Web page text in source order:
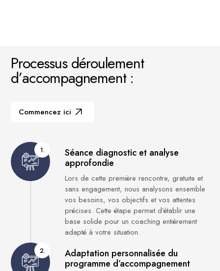
Processus déroulement
d’accompagnement :
Commencez ici
1.
Séance diagnostic et analyse
approfondie
Lors de cette première rencontre, gratuite et
sans engagement, nous analysons ensemble
vos besoins, vos objectifs et vos attentes
précises. Cette étape permet d’établir une
base solide pour un coaching entièrement
adapté à votre situation.
2.
Adaptation personnalisée du
programme d’accompagnement